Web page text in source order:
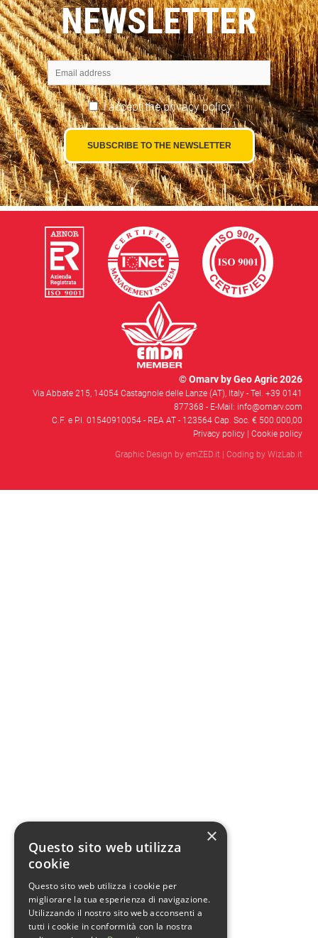
NEWSLETTER
I accept theprivacy policy
© Omarv by Geo Agric 2026
Via Abbate 215, 14054 Castagnole delle Lanze (AT), Italy - Tel. +39 0141
877368 - E-Mail: info@omarv.com
C.F. e P.I. 01540910054 - REA AT - 123564 Cap. Soc. € 500.000,00
Privacy policy| Cookie policy
Graphic Design by emZED.it| Coding by WizLab.it
×
Questo sito web utilizza
cookie
Questo sito web utilizza i cookie per
migliorare la tua esperienza di navigazione.
Utilizzando il nostro sito web acconsenti a
tutti i cookie in conformità con la nostra